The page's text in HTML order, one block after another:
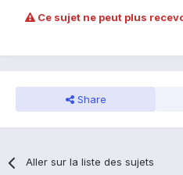
Ce sujet ne peut plus
Share
Aller sur la liste des sujets